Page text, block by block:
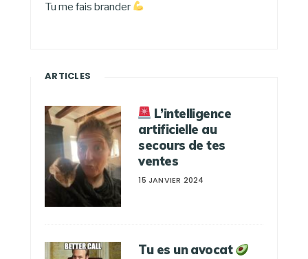
Tu me fais brander
ARTICLES
L’intelligence
artificielle au
secours de tes
ventes
15 JANVIER 2024
Tu es un avocat